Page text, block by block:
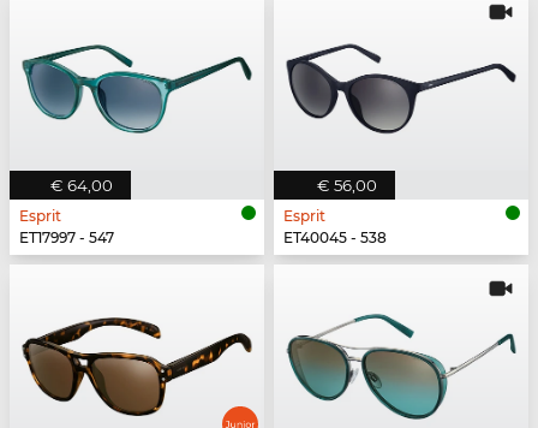
€ 64,00
Esprit
ET17997 - 547
€ 56,00
Esprit
ET40045 - 538